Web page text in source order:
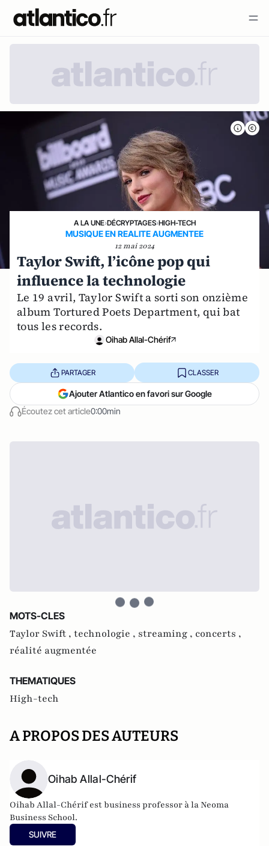
A LA UNE›DÉCRYPTAGES›HIGH-TECH
MUSIQUE EN REALITE AUGMENTEE
12 mai 2024
Taylor Swift, l’icône pop qui
influence la technologie
Le 19 avril, Taylor Swift a sorti son onzième
album Tortured Poets Department, qui bat
tous les records.
Oihab Allal-Chérif
Écoutez cet article0:00min
PARTAGER CLASSER
Ajouter Atlantico en favori sur Google
MOTS-CLES
Taylor Swift , technologie , streaming , concerts ,
réalité augmentée
THEMATIQUES
High-tech
A PROPOS DES AUTEURS
Oihab Allal-Chérif
Oihab Allal-Chérif est business professor à la Neoma
Business School.
SUIVRE